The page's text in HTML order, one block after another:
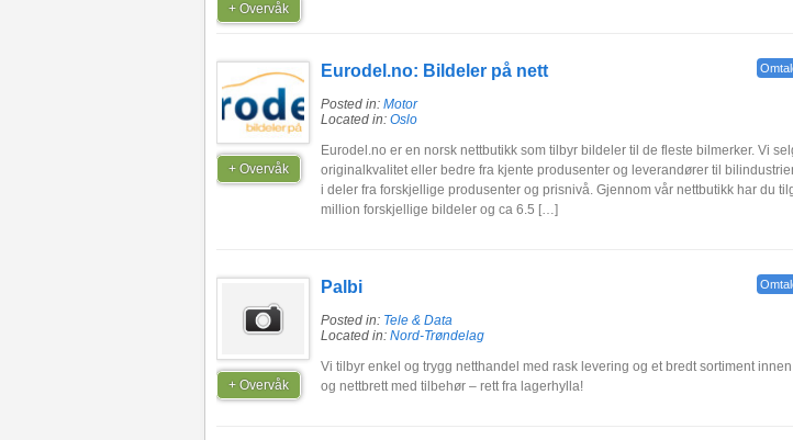
+ Overvåk
+ Overvåk
Eurodel.no: Bildeler på nett
Posted in: Motor
Located in: Oslo
Eurodel.no er en norsk nettbutikk som tilbyr bildeler til de fleste bilmerker. Vi
originalkvalitet eller bedre fra kjente produsenter og leverandører til
i deler fra forskjellige produsenter og prisnivå. Gjennom vår nettbutikk har du
million forskjellige bildeler og ca 6.5 […]
+ Overvåk
Palbi
Posted in: Tele & Data
Located in: Nord-Trøndelag
Vi tilbyr enkel og trygg netthandel med rask levering og et bredt sortiment
og nettbrett med tilbehør – rett fra lagerhylla!